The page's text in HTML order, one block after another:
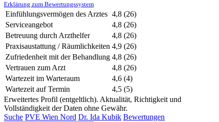
Erklärung zum Bewertungssystem
Einfühlungsvermögen des Arztes 4,8 (26)
Serviceangebot
4,8 (26)
Betreuung durch Arzthelfer
4,8 (26)
Praxisaustattung / Räumlichkeiten 4,9 (26)
Zufriedenheit mit der Behandlung 4,8 (26)
Vertrauen zum Arzt
4,8 (26)
Wartezeit im Warteraum
4,6 (4)
Wartezeit auf Termin
4,5 (5)
Erweitertes Profil (entgeltlich). Aktualität, Richtigkeit und
Vollständigkeit der Daten ohne Gewähr.
Suche PVE Wien Nord Dr. Ida Kubik Bewertungen